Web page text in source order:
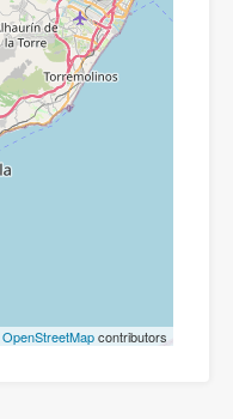
OpenStreetMapcontributors